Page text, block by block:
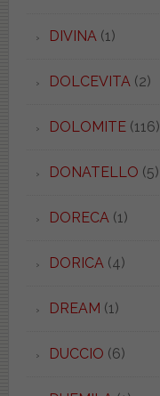
DIVINA(1)
DOLCEVITA(2)
DOLOMITE(116)
DONATELLO (5)
DORECA(1)
DORICA(4)
DREAM (1)
DUCCIO (6)